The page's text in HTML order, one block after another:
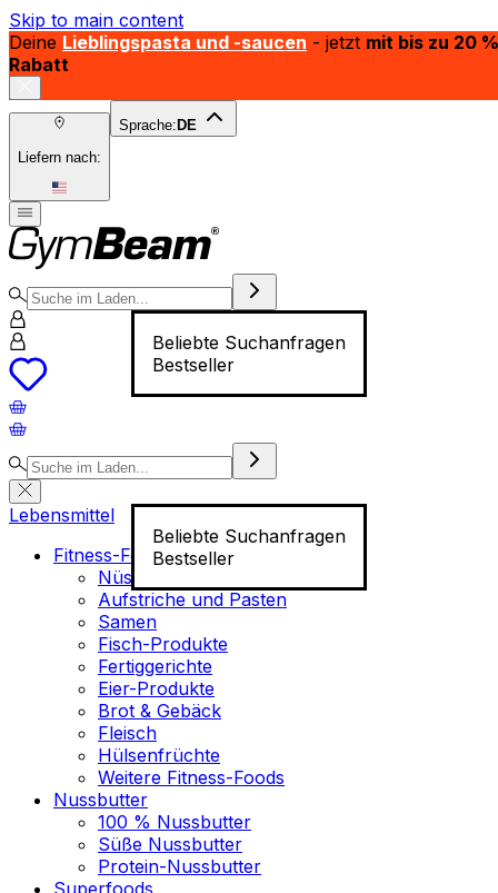
Skip to main content
Deine Lieblingspasta und -saucen - jetzt mit bis zu 20 %
Rabatt
Liefern nach:
Sprache: DE
Beliebte Suchanfragen
Bestseller
Beliebte Suchanfragen
Bestseller
Lebensmittel
Fitness-Food
Nüsse
Aufstriche und Pasten
Samen
Fisch-Produkte
Fertiggerichte
Eier-Produkte
Brot & Gebäck
Fleisch
Hülsenfrüchte
Weitere Fitness-Foods
Nussbutter
100 % Nussbutter
Süße Nussbutter
Protein-Nussbutter
Superfoods